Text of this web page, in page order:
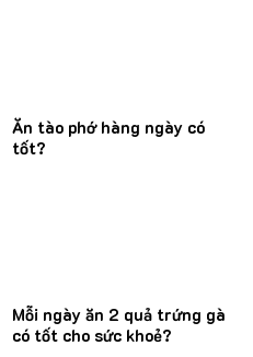
Ăn tào phớ hàng ngày có
tốt?
Mỗi ngày ăn 2 quả trứng gà
có tốt cho sức khoẻ?